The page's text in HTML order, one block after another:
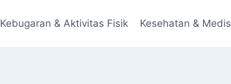
Kebugaran & Aktivitas Fisik Kesehatan & Medis